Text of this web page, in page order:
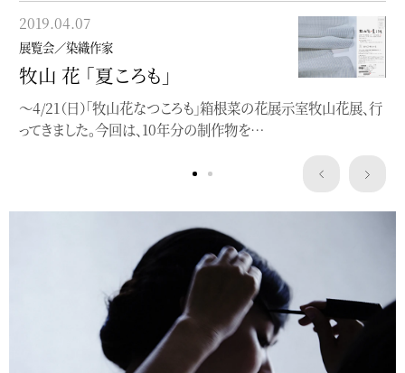
2019.04.07
展覧会／染織作家
牧山 花 「夏ころも」
〜4/21（日）「牧山花なつころも」箱根菜の花展示室牧山花展、行
ってきました。今回は、10年分の制作物を…
展覧会／染織作家
ゆかた浴衣YUKATA
現在島根県立石見美術館にて行われている、「ゆかた浴衣
YUKATA-すずしさのデザイン、いまむかし」展（〜9/…
Service